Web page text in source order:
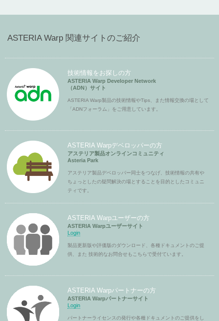
ASTERIA Warp 関連サイトのご紹介
技術情報をお探しの方
ASTERIA Warp Developer Network
（ADN）サイト
ASTERIA Warp製品の技術情報やTips、また情報交換の場として
「ADNフォーラム」をご用意しています。
ASTERIA Warpデベロッパーの方
アステリア製品オンラインコミュニティ
Asteria Park
アステリア製品デベロッパー同士をつなげ、技術情報の共有や
ちょっとしたの疑問解決の場とすることを目的としたコミュニ
ティです。
ASTERIA Warpユーザーの方
ASTERIA Warpユーザーサイト
Login
製品更新版や評価版のダウンロード、各種ドキュメントのご提
供、また 技術的なお問合せもこちらで受付ています。
ASTERIA Warpパートナーの方
ASTERIA Warpパートナーサイト
Login
パートナーライセンスの発行や各種ドキュメントのご提供をし